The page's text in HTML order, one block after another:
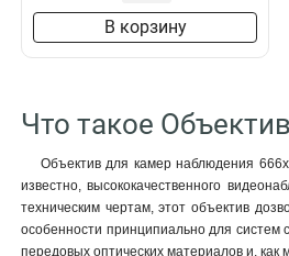
В корзину
Что такое
Объектив для камер наблюдения
известно, высококачественного
техническим чертам, этот объектив
особенности принципиально для систем
передовых оптических материалов и,